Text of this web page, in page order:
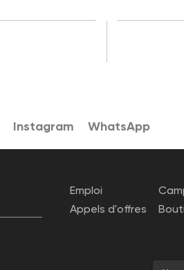
Instagram WhatsApp
Emploi
Appels d'offres